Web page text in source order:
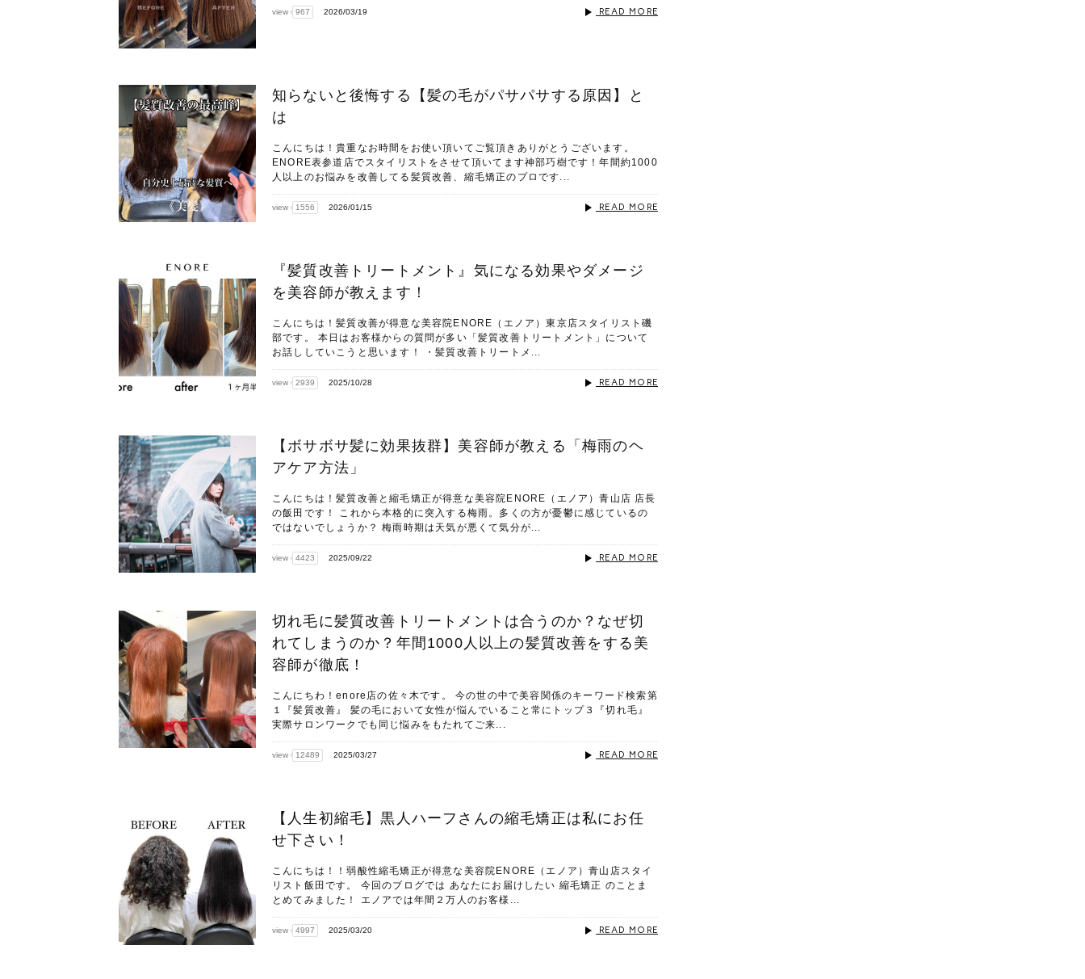
view 967 2026/03/19 READ MORE
知らないと後悔する【髪の毛がパサパサする原因】と
は
こんにちは！貴重なお時間をお使い頂いてご覧頂きありがとうございます。
ENORE表参道店でスタイリストをさせて頂いてます神部巧樹です！年間約1000
人以上のお悩みを改善してる髪質改善、縮毛矯正のプロです...
view 1556 2026/01/15 READ MORE
『髪質改善トリートメント』気になる効果やダメージ
を美容師が教えます！
こんにちは！髪質改善が得意な美容院ENORE（エノア）東京店スタイリスト磯
部です。 本日はお客様からの質問が多い「髪質改善トリートメント」について
お話ししていこうと思います！ ・髪質改善トリートメ...
view 2939 2025/10/28 READ MORE
【ボサボサ髪に効果抜群】美容師が教える「梅雨のヘ
アケア方法」
こんにちは！髪質改善と縮毛矯正が得意な美容院ENORE（エノア）青山店 店長
の飯田です！ これから本格的に突入する梅雨。多くの方が憂鬱に感じているの
ではないでしょうか？ 梅雨時期は天気が悪くて気分が...
view 4423 2025/09/22 READ MORE
切れ毛に髪質改善トリートメントは合うのか？なぜ切
れてしまうのか？年間1000人以上の髪質改善をする美
容師が徹底！
こんにちわ！enore店の佐々木です。 今の世の中で美容関係のキーワード検索第
１『髪質改善』 髪の毛において女性が悩んでいること常にトップ３『切れ毛』
実際サロンワークでも同じ悩みをもたれてご来...
view 12489 2025/03/27 READ MORE
【人生初縮毛】黒人ハーフさんの縮毛矯正は私にお任
せ下さい！
こんにちは！！弱酸性縮毛矯正が得意な美容院ENORE（エノア）青山店スタイ
リスト飯田です。 今回のブログでは あなたにお届けしたい 縮毛矯正 のことま
とめてみました！ エノアでは年間２万人のお客様...
view 4997 2025/03/20 READ MORE